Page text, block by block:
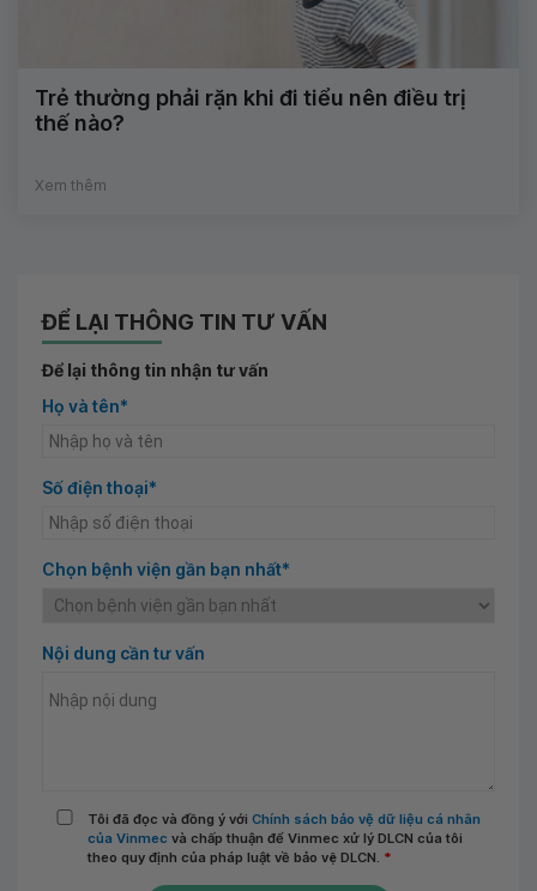
Trẻ thường phải rặn khi đi tiểu nên điều trị
thế nào?
Xem thêm
ĐỂ LẠI THÔNG TIN TƯ VẤN
Để lại thông tin nhận tư vấn
Họ và tên*
Số điện thoại*
Chọn bệnh viện gần bạn nhất*
Nội dung cần tư vấn
Tôi đã đọc và đồng ý với Chính sách bảo vệ dữ liệu cá nhân
của Vinmec và chấp thuận để Vinmec xử lý DLCN của tôi
theo quy định của pháp luật về bảo vệ DLCN. *